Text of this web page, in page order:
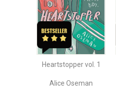
Heartstopper vol. 1
Alice Oseman